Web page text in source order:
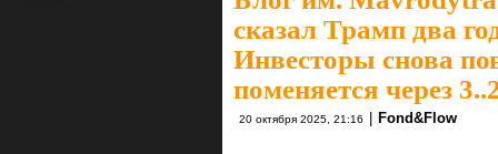
сказал Трамп два
Инвесторы снова
поменяется через
20 октября 2025, 21:16 Fond&Flow